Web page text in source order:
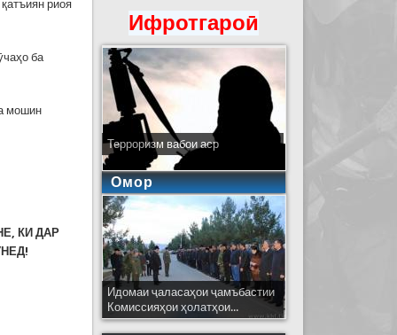
риоя
ба
мошин
КИ ДАР
Ифротгароӣ
Терроризм вабои аср
Омор
Идомаи ҷаласаҳои ҷамъбастии
Комиссияҳои ҳолатҳои...